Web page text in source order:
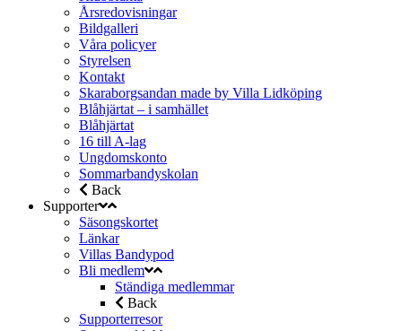
Årsredovisningar
Bildgalleri
Våra policyer
Styrelsen
Kontakt
Skaraborgsandan made by Villa Lidköping
Blåhjärtat – i samhället
Blåhjärtat
16 till A-lag
Ungdomskonto
Sommarbandyskolan
Back
Supporter
Säsongskortet
Länkar
Villas Bandypod
Bli medlem
Ständiga medlemmar
Back
Supporterresor